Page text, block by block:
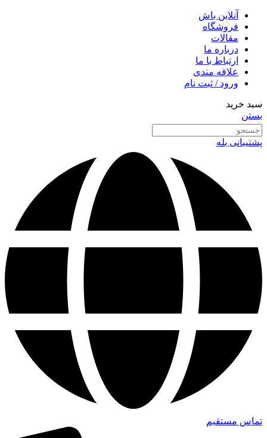
آنلاین باش
فروشگاه
مقالات
درباره ما
ارتباط با ما
علاقه مندی
ورود / ثبت نام
سبد خرید
بستن
پشتیبانی بله
تماس مستقیم